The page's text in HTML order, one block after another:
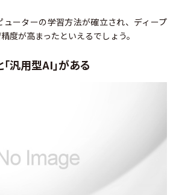
ーターの学習方法が確立され、ディープ
度が高まったといえるでしょう。
汎用型AI」がある